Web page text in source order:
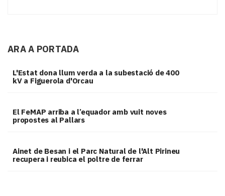
ARA A PORTADA
L'Estat dona llum verda a la subestació de 400
kV a Figuerola d'Orcau
El FeMAP arriba a l’equador amb vuit noves
propostes al Pallars
Ainet de Besan i el Parc Natural de l'Alt Pirineu
recupera i reubica el poltre de ferrar